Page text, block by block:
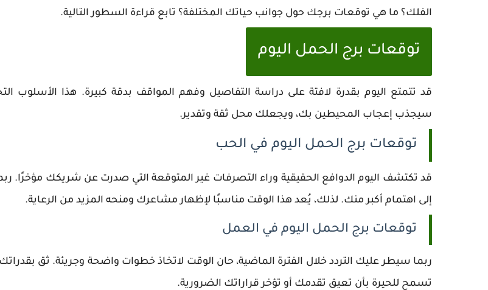
الفلك؟ ما هي توقعات برجك حول جوانب حياتك المختلفة؟ تابع قراءة السطور التالية.
توقعات برج الحمل اليوم
قد تتمتع اليوم بقدرة لافتة على دراسة التفاصيل وفهم المواقف بدقة كبيرة. هذا الأسلوب
سيجذب إعجاب المحيطين بك، ويجعلك محل ثقة وتقدير.
توقعات برج الحمل اليوم في الحب
قد تكتشف اليوم الدوافع الحقيقية وراء التصرفات غير المتوقعة التي صدرت عن شريكك مؤخرًا.
إلى اهتمام أكبر منك. لذلك، يُعد هذا الوقت مناسبًا لإظهار مشاعرك ومنحه المزيد من الرعاية.
توقعات برج الحمل اليوم في العمل
ربما سيطر عليك التردد خلال الفترة الماضية، حان الوقت لاتخاذ خطوات واضحة وجريئة. ثق بقدراتك
تسمح للحيرة بأن تعيق تقدمك أو تؤخر قراراتك الضرورية.